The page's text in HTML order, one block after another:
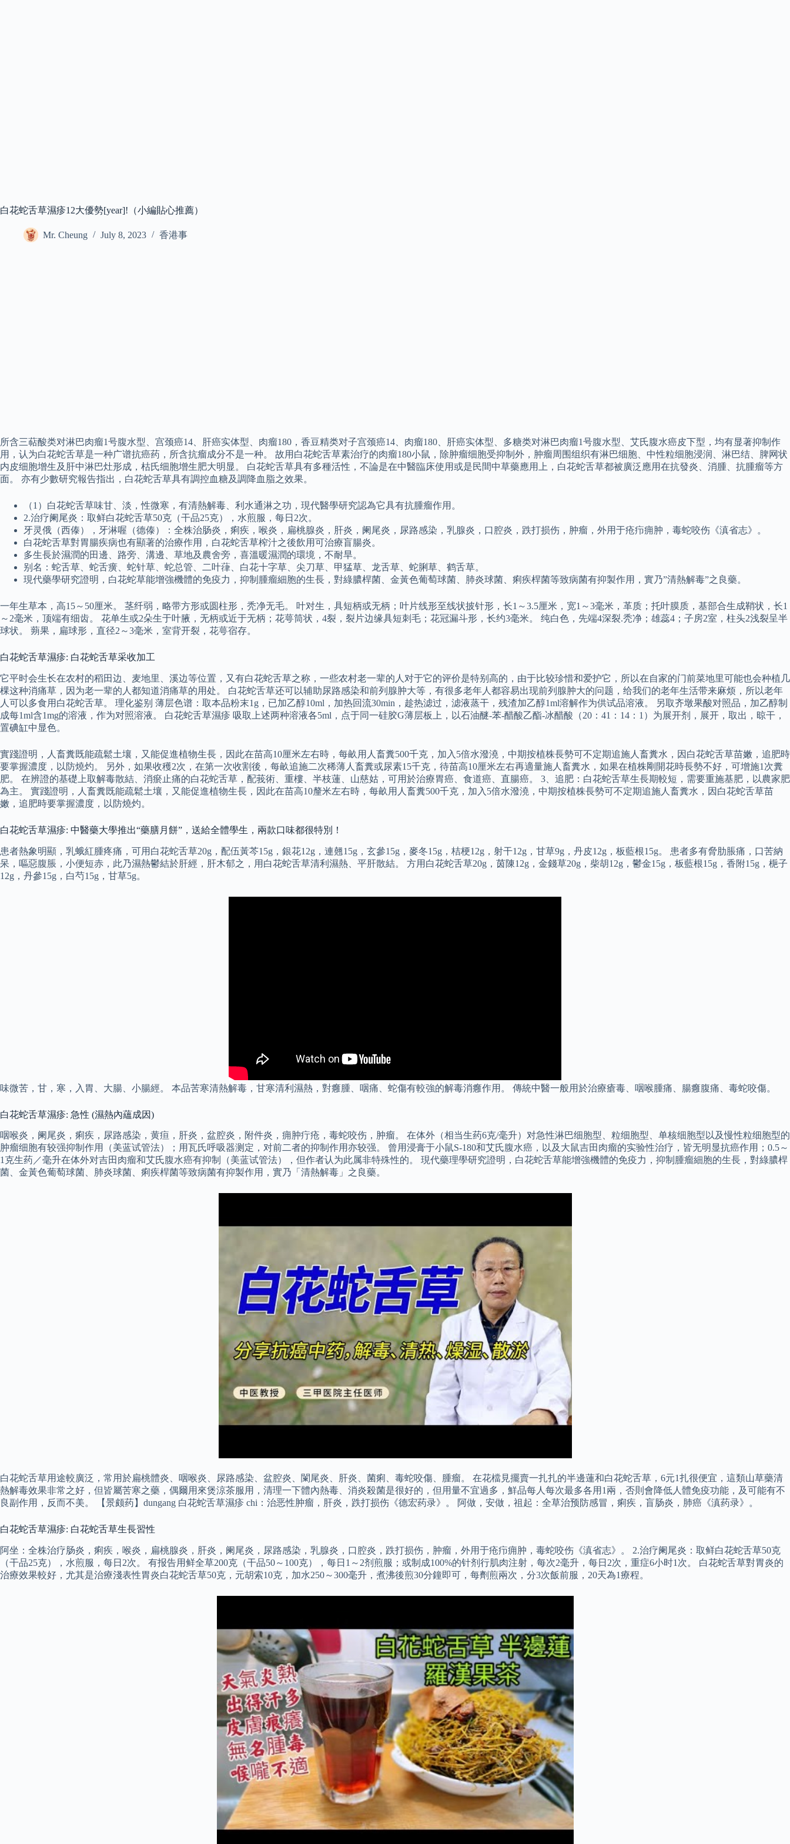
白花蛇舌草濕疹12大優勢[year]!（小編貼心推薦）
Mr. Cheung July 8, 2023 香港事
所含三萜酸类对淋巴肉瘤1号腹水型、宫颈癌14、肝癌实体型、肉瘤180，香豆精类对子宫颈癌14、肉瘤180、肝癌实体型、多糖类对淋巴肉瘤1号腹水型、艾氏腹水癌皮下型，均有显著抑制作
用，认为白花蛇舌草是一种广谱抗癌药，所含抗瘤成分不是一种。 故用白花蛇舌草素治疗的肉瘤180小鼠，除肿瘤细胞受抑制外，肿瘤周围组织有淋巴细胞、中性粒细胞浸润、淋巴结、脾网状
内皮细胞增生及肝中淋巴灶形成，枯氏细胞增生肥大明显。 白花蛇舌草具有多種活性，不論是在中醫臨床使用或是民間中草藥應用上，白花蛇舌草都被廣泛應用在抗發炎、消腫、抗腫瘤等方
面。 亦有少數研究報告指出，白花蛇舌草具有調控血糖及調降血脂之效果。
（1）白花蛇舌草味甘、淡，性微寒，有清熱解毒、利水通淋之功，現代醫學研究認為它具有抗腫瘤作用。
2.治疗阑尾炎：取鲜白花蛇舌草50克（干品25克），水煎服，每日2次。
牙灵俄（西傣），牙淋喔（德傣）：全株治肠炎，痢疾，喉炎，扁桃腺炎，肝炎，阑尾炎，尿路感染，乳腺炎，口腔炎，跌打损伤，肿瘤，外用于疮疖痈肿，毒蛇咬伤《滇省志》。
白花蛇舌草對胃腸疾病也有顯著的治療作用，白花蛇舌草榨汁之後飲用可治療盲腸炎。
多生長於濕潤的田邊、路旁、溝邊、草地及農舍旁，喜溫暖濕潤的環境，不耐旱。
别名：蛇舌草、蛇舌癀、蛇针草、蛇总管、二叶葎、白花十字草、尖刀草、甲猛草、龙舌草、蛇脷草、鹤舌草。
現代藥學研究證明，白花蛇草能增強機體的免疫力，抑制腫瘤細胞的生長，對綠膿桿菌、金黃色葡萄球菌、肺炎球菌、痢疾桿菌等致病菌有抑製作用，實乃”清熱解毒”之良藥。
一年生草本，高15～50厘米。 茎纤弱，略带方形或圆柱形，秃净无毛。 叶对生，具短柄或无柄；叶片线形至线状披针形，长1～3.5厘米，宽1～3毫米，革质；托叶膜质，基部合生成鞘状，长1
～2毫米，顶端有细齿。 花单生或2朵生于叶腋，无柄或近于无柄；花萼筒状，4裂，裂片边缘具短刺毛；花冠漏斗形，长约3毫米。 纯白色，先端4深裂.秃净；雄蕊4；子房2室，柱头2浅裂呈半
球状。 蒴果，扁球形，直径2～3毫米，室背开裂，花萼宿存。
白花蛇舌草濕疹: 白花蛇舌草采收加工
它平时会生长在农村的稻田边、麦地里、溪边等位置，又有白花蛇舌草之称，一些农村老一辈的人对于它的评价是特别高的，由于比较珍惜和爱护它，所以在自家的门前菜地里可能也会种植几
棵这种消痛草，因为老一辈的人都知道消痛草的用处。 白花蛇舌草还可以辅助尿路感染和前列腺肿大等，有很多老年人都容易出现前列腺肿大的问题，给我们的老年生活带来麻烦，所以老年
人可以多食用白花蛇舌草。 理化鉴别 薄层色谱：取本品粉末1g，已加乙醇10ml，加热回流30min，趁热滤过，滤液蒸干，残渣加乙醇1ml溶解作为供试品溶液。 另取齐墩果酸对照品，加乙醇制
成每1ml含1mg的溶液，作为对照溶液。 白花蛇舌草濕疹 吸取上述两种溶液各5ml，点于同一硅胶G薄层板上，以石油醚-苯-醋酸乙酯-冰醋酸（20：41：14：1）为展开剂，展开，取出，晾干，
置碘缸中显色。
實踐證明，人畜糞既能疏鬆土壤，又能促進植物生長，因此在苗高10厘米左右時，每畝用人畜糞500千克，加入5倍水潑澆，中期按植株長勢可不定期追施人畜糞水，因白花蛇舌草苗嫩，追肥時
要掌握濃度，以防燒灼。 另外，如果收穫2次，在第一次收割後，每畝追施二次稀薄人畜糞或尿素15千克，待苗高10厘米左右再適量施人畜糞水，如果在植株剛開花時長勢不好，可增施1次糞
肥。 在辨證的基礎上取解毒散結、消瘀止痛的白花蛇舌草，配莪術、重樓、半枝蓮、山慈姑，可用於治療胃癌、食道癌、直腸癌。 3、追肥：白花蛇舌草生長期較短，需要重施基肥，以農家肥
為主。 實踐證明，人畜糞既能疏鬆土壤，又能促進植物生長，因此在苗高10釐米左右時，每畝用人畜糞500千克，加入5倍水潑澆，中期按植株長勢可不定期追施人畜糞水，因白花蛇舌草苗
嫩，追肥時要掌握濃度，以防燒灼。
白花蛇舌草濕疹: 中醫藥大學推出“藥膳月餅”，送給全體學生，兩款口味都很特別！
患者熱象明顯，乳蛾紅腫疼痛，可用白花蛇舌草20g，配伍黃芩15g，銀花12g，連翹15g，玄參15g，麥冬15g，桔梗12g，射干12g，甘草9g，丹皮12g，板藍根15g。 患者多有脅肋脹痛，口苦納
呆，嘔惡腹脹，小便短赤，此乃濕熱鬱結於肝經，肝木郁之，用白花蛇舌草清利濕熱、平肝散結。 方用白花蛇舌草20g，茵陳12g，金錢草20g，柴胡12g，鬱金15g，板藍根15g，香附15g，梔子
12g，丹參15g，白芍15g，甘草5g。
味微苦，甘，寒，入胃、大腸、小腸經。 本品苦寒清熱解毒，甘寒清利濕熱，對癰腫、咽痛、蛇傷有較強的解毒消癰作用。 傳統中醫一般用於治療瘡毒、咽喉腫痛、腸癰腹痛、毒蛇咬傷。
白花蛇舌草濕疹: 急性 (濕熱內蘊成因)
咽喉炎，阑尾炎，痢疾，尿路感染，黄疸，肝炎，盆腔炎，附件炎，痈肿疔疮，毒蛇咬伤，肿瘤。 在体外（相当生药6克/毫升）对急性淋巴细胞型、粒细胞型、单核细胞型以及慢性粒细胞型的
肿瘤细胞有较强抑制作用（美蓝试管法）；用瓦氏呼吸器测定，对前二者的抑制作用亦较强。 曾用浸膏于小鼠S-180和艾氏腹水癌，以及大鼠吉田肉瘤的实验性治疗，皆无明显抗癌作用；0.5～
1克生药／毫升在体外对吉田肉瘤和艾氏腹水癌有抑制（美蓝试管法），但作者认为此属非特殊性的。 現代藥理學研究證明，白花蛇舌草能增強機體的免疫力，抑制腫瘤細胞的生長，對綠膿桿
菌、金黃色葡萄球菌、肺炎球菌、痢疾桿菌等致病菌有抑製作用，實乃「清熱解毒」之良藥。
白花蛇舌草用途較廣泛，常用於扁桃體炎、咽喉炎、尿路感染、盆腔炎、闌尾炎、肝炎、菌痢、毒蛇咬傷、腫瘤。 在花檔見擺賣一扎扎的半邊蓮和白花蛇舌草，6元1扎很便宜，這類山草藥清
熱解毒效果非常之好，但皆屬苦寒之藥，偶爾用來煲涼茶服用，清理一下體內熱毒、消炎殺菌是很好的，但用量不宜過多，鮮品每人每次最多各用1兩，否則會降低人體免疫功能，及可能有不
良副作用，反而不美。 【景颇药】dungang 白花蛇舌草濕疹 chi：治恶性肿瘤，肝炎，跌打损伤《德宏药录》。 阿做，安做，祖起：全草治预防感冒，痢疾，盲肠炎，肺癌《滇药录》。
白花蛇舌草濕疹: 白花蛇舌草生長習性
阿坐：全株治疗肠炎，痢疾，喉炎，扁桃腺炎，肝炎，阑尾炎，尿路感染，乳腺炎，口腔炎，跌打损伤，肿瘤，外用于疮疖痈肿，毒蛇咬伤《滇省志》。 2.治疗阑尾炎：取鲜白花蛇舌草50克
（干品25克），水煎服，每日2次。 有报告用鲜全草200克（干品50～100克），每日1～2剂煎服；或制成100%的针剂行肌肉注射，每次2毫升，每日2次，重症6小时1次。 白花蛇舌草對胃炎的
治療效果較好，尤其是治療淺表性胃炎白花蛇舌草50克，元胡索10克，加水250～300毫升，煮沸後煎30分鐘即可，每劑煎兩次，分3次飯前服，20天為1療程。